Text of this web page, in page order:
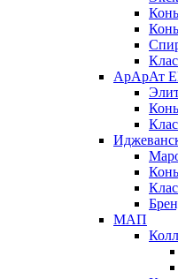
АрАрАт
МАП